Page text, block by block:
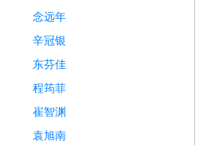
念远年
辛冠银
东芬佳
程筠菲
崔智渊
袁旭南